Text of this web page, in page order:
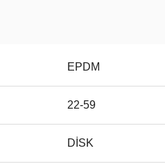
EPDM
22-59
DİSK